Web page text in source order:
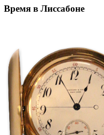
Время в Лиссабоне